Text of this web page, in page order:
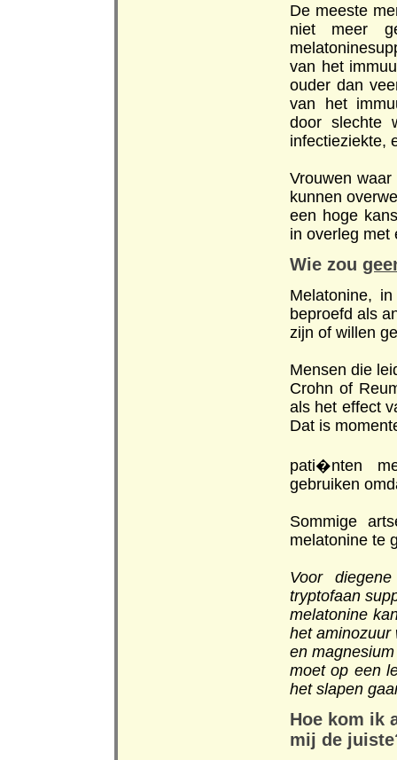
De meeste
niet meer
van het
ouder dan
van het
door slechte
infectieziekte,
Vrouwen
kunnen
een hoge
in overleg met
Wie zou
Melatonine,
beproefd als
zijn of willen
Mensen die
Crohn of
als het effect
Dat is
pati�nten
gebruiken
Sommige
melatonine te
Voor
tryptofaan
melatonine
het aminozuur
en
moet op een
het slapen
Hoe kom ik
mij de